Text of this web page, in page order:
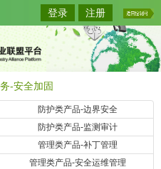
登录 注册
-安全加固
防护类产品-边界安全
防护类产品-监测审计
管理类产品-补丁管理
管理类产品-安全运维管理